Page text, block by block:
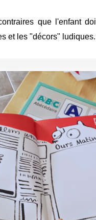
que l'enfant
et les "décors" ludiques.